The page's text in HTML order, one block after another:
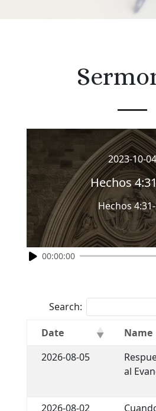
2023-10-04
Hechos
Hechos
00:00:00
Search:
Date
Name
2026-08-05
al
2026-08-02